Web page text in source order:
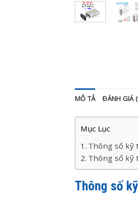
MÔ TẢ ĐÁNH GIÁ
Mục Lục
Thông số kỹ
Thông số kỹ
Thông số